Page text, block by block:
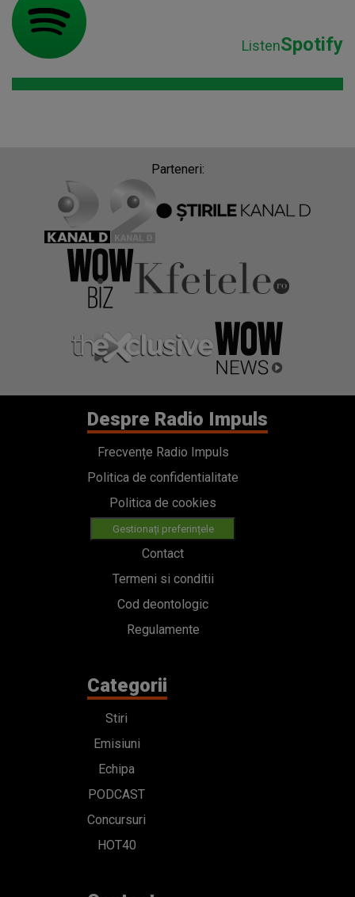
ListenSpotify
Parteneri:
Despre Radio Impuls
Frecvențe Radio Impuls
Politica de confidentialitate
Politica de cookies
Gestionați preferințele
Contact
Termeni si conditii
Cod deontologic
Regulamente
Categorii
Stiri
Emisiuni
Echipa
PODCAST
Concursuri
HOT40